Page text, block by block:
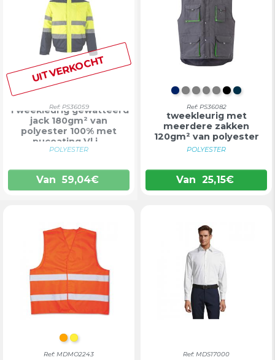
UITVERKOCHT
Ref: PS36059
Tweekleurig gewatteerd
jack 180gm² van
polyester 100% met
pucoating Vl j...
POLYESTER
Van 59,04€
DONKERBLAUW/
GRIJS/ROOD
GRIJS/GROEN
GRIJS/
GRIJS/GEEL
ZWART/
Ref: PS36082
Gewatteerd vest
tweekleurig met
meerdere zakken
120gm² van polyester
100...
POLYESTER
Van 25,15€
ORANJE
GEEL
Ref: MDMO2243 Ref: MDS17000